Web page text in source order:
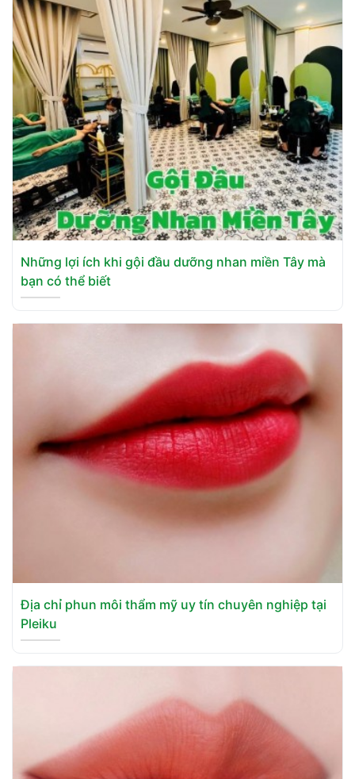
Những lợi ích khi gội đầu dưỡng nhan miền Tây mà
bạn có thể biết
Địa chỉ phun môi thẩm mỹ uy tín chuyên nghiệp tại
Pleiku